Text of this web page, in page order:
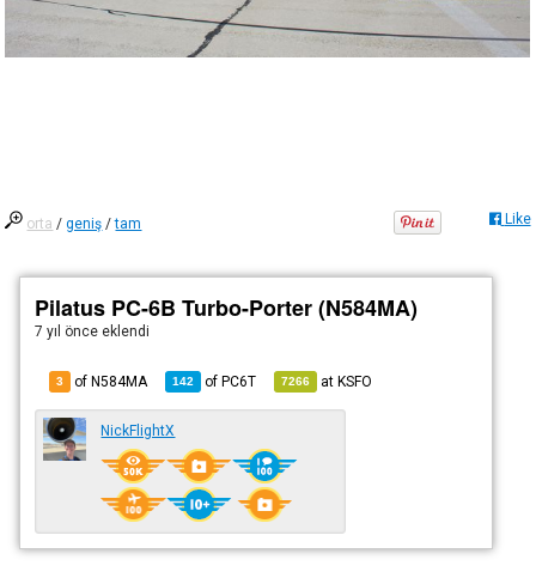
orta /geniş /tam Like
Pilatus PC-6B Turbo-Porter (N584MA)
7 yıl önce eklendi
3 of N584MA 142 ofPC6T 7266 atKSFO
NickFlightX